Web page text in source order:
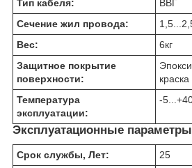
Тип кабеля:
ВВГ
Сечение жил провода:
Вес:
6кг
Защитное покрытие
поверхности:
краска
Температура
эксплуатации:
-
Эксплуатационные параметры
Срок службы, Лет:
25